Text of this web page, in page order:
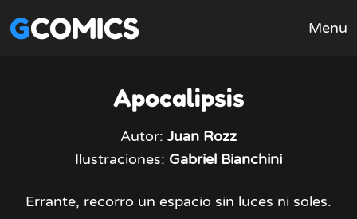
GCOMICS Menu
Apocalipsis
Autor: Juan Rozz
Ilustraciones: Gabriel Bianchini
Errante, recorro un espacio sin luces ni soles.